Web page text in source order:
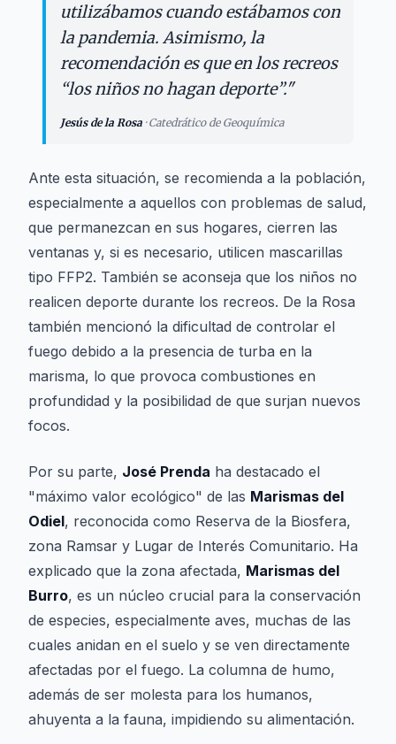
utilizábamos cuando estábamos con
la pandemia. Asimismo, la
recomendación es que en los recreos
“los niños no hagan deporte”."
Jesús de la Rosa ·Catedrático de Geoquímica
Ante esta situación, se recomienda a la población,
especialmente a aquellos con problemas de salud,
que permanezcan en sus hogares, cierren las
ventanas y, si es necesario, utilicen mascarillas
tipo FFP2. También se aconseja que los niños no
realicen deporte durante los recreos. De la Rosa
también mencionó la dificultad de controlar el
fuego debido a la presencia de turba en la
marisma, lo que provoca combustiones en
profundidad y la posibilidad de que surjan nuevos
focos.
Por su parte, José Prenda ha destacado el
"máximo valor ecológico" de las Marismas del
Odiel, reconocida como Reserva de la Biosfera,
zona Ramsar y Lugar de Interés Comunitario. Ha
explicado que la zona afectada, Marismas del
Burro, es un núcleo crucial para la conservación
de especies, especialmente aves, muchas de las
cuales anidan en el suelo y se ven directamente
afectadas por el fuego. La columna de humo,
además de ser molesta para los humanos,
ahuyenta a la fauna, impidiendo su alimentación.